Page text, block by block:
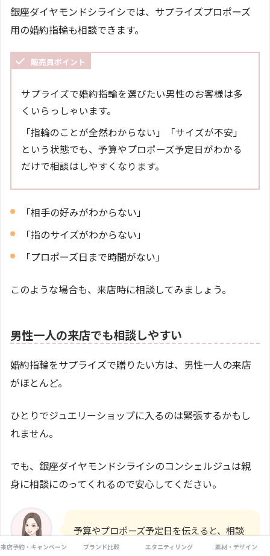
銀座ダイヤモンドシライシでは、サプライズプロポーズ
用の婚約指輪も相談できます。
販売員ポイント
サプライズで婚約指輪を選びたい男性のお客様は多
くいらっしゃいます。
「指輪のことが全然わからない」「サイズが不安」
という状態でも、予算やプロポーズ予定日がわかる
だけで相談はしやすくなります。
「相手の好みがわからない」
「指のサイズがわからない」
「プロポーズ日まで時間がない」
このような場合も、来店時に相談してみましょう。
男性一人の来店でも相談しやすい
婚約指輪をサプライズで贈りたい方は、男性一人の来店
がほとんど。
ひとりでジュエリーショップに入るのは緊張するかもし
れません。
でも、銀座ダイヤモンドシライシのコンシェルジュは親
身に相談にのってくれるので安心してください。
予算やプロポーズ予定日を伝えると、相談
がスムーズになりますよ。
来店予約・キャンペーン ブランド比較 エタニティリング 素材・デザイン